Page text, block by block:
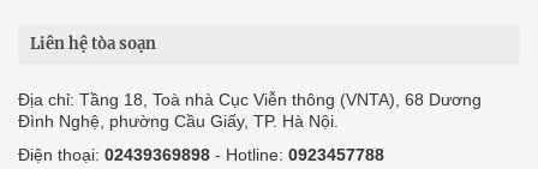
Liên hệ tòa soạn
Địa chỉ: Tầng 18, Toà nhà Cục Viễn thông (VNTA), 68 Dương
Đình Nghệ, phường Cầu Giấy, TP. Hà Nội.
Điện thoại: 02439369898 - Hotline: 0923457788